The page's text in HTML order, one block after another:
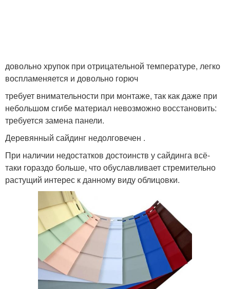
довольно хрупок при отрицательной температуре, легко
воспламеняется и довольно горюч
требует внимательности при монтаже, так как даже при
небольшом сгибе материал невозможно восстановить:
требуется замена панели.
Деревянный сайдинг недолговечен .
При наличии недостатков достоинств у сайдинга всё-
таки гораздо больше, что обуславливает стремительно
растущий интерес к данному виду облицовки.